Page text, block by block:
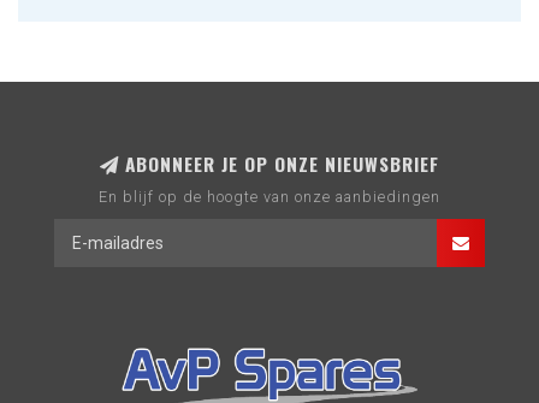
ABONNEER JE OP ONZE NIEUWSBRIEF
En blijf op de hoogte van onze aanbiedingen